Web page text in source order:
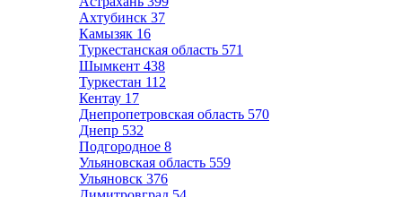
Ахтубинск 37
Камызяк 16
Туркестанская область 571
Шымкент 438
Туркестан 112
Кентау 17
Днепропетровская область 570
Днепр 532
Подгородное 8
Ульяновская область 559
Ульяновск 376